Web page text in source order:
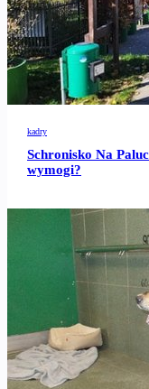
kadry
Schronisko Na
wymogi?